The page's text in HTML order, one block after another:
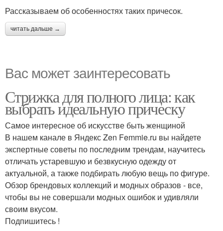
Рассказываем об особенностях таких причесок.
читать дальше →
Вас может заинтересовать
Стрижка для полного лица: как
выбрать идеальную прическу
Самое интересное об искусстве быть женщиной
В нашем канале в Яндекс Zen Femmie.ru вы найдете
экспертные советы по последним трендам, научитесь
отличать устаревшую и безвкусную одежду от
актуальной, а также подбирать любую вещь по фигуре.
Обзор брендовых коллекций и модных образов - все,
чтобы вы не совершали модных ошибок и удивляли
своим вкусом.
Подпишитесь !